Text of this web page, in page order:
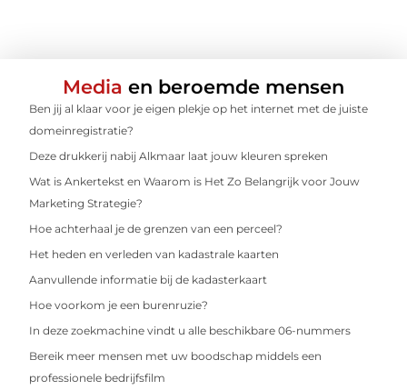
Media en beroemde mensen
Ben jij al klaar voor je eigen plekje op het internet met de juiste
domeinregistratie?
Deze drukkerij nabij Alkmaar laat jouw kleuren spreken
Wat is Ankertekst en Waarom is Het Zo Belangrijk voor Jouw
Marketing Strategie?
Hoe achterhaal je de grenzen van een perceel?
Het heden en verleden van kadastrale kaarten
Aanvullende informatie bij de kadasterkaart
Hoe voorkom je een burenruzie?
In deze zoekmachine vindt u alle beschikbare 06-nummers
Bereik meer mensen met uw boodschap middels een
professionele bedrijfsfilm